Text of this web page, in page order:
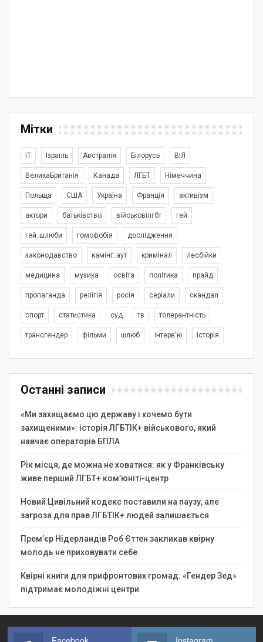
Мітки
IT Ізраїль Австралія Білорусь ВІЛ
ВеликаБританія Канада ЛГБТ Німеччина
Польща США Україна Франція активізм
актори батьківство військовілгбт гей
гей_шлюби гомофобія дослідження
законодавство камінґ_аут кримінал лесбійки
медицина музика освіта політика прайд
пропаганда релігія росія серіали скандал
спорт статистика суд тв толерантність
трансгендер фільми шлюб інтерв'ю історія
Останні записи
«Ми захищаємо цю державу і хочемо бути
захищеними»: історія ЛГБТІК+ військового, який
навчає операторів БПЛА
Рік місця, де можна не ховатися: як у Франківську
живе перший ЛГБТ+ ком’юніті-центр
Новий Цивільний кодекс поставили на паузу, але
загроза для прав ЛГБТІК+ людей залишається
Прем’єр Нідерландів Роб Єттен закликав квірну
молодь не приховувати себе
Квірні книги для прифронтових громад: «Гендер Зед»
підтримає молодіжні центри